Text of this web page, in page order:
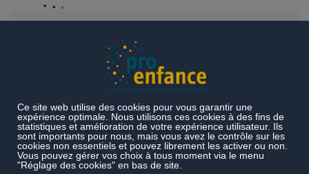
Développement de l'accueil de l'enfance dans le
canton de Vaud : retour sur un consensus majeur
Développement de l'accueil de l'enfance